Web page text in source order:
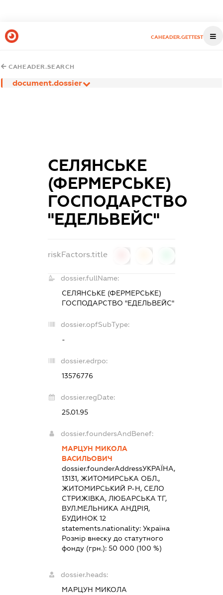
CAHEADER.GETTEST
CAHEADER.SEARCH
document.dossier
СЕЛЯНСЬКЕ
(ФЕРМЕРСЬКЕ)
ГОСПОДАРСТВО
"ЕДЕЛЬВЕЙС"
riskFactors.title
dossier.fullName:
СЕЛЯНСЬКЕ (ФЕРМЕРСЬКЕ)
ГОСПОДАРСТВО "ЕДЕЛЬВЕЙС"
dossier.opfSubType:
-
dossier.edrpo:
13576776
dossier.regDate:
25.01.95
dossier.foundersAndBenef:
МАРЦУН МИКОЛА
ВАСИЛЬОВИЧ
dossier.founderAddressУКРАЇНА,
13131, ЖИТОМИРСЬКА ОБЛ.,
ЖИТОМИРСЬКИЙ Р-Н, СЕЛО
СТРИЖІВКА, ЛЮБАРСЬКА ТГ,
ВУЛ.МЕЛЬНИКА АНДРІЯ,
БУДИНОК 12
statements.nationality:Україна
Розмір внеску до статутного
фонду (грн.):50 000 (100 %)
dossier.heads:
МАРЦУН МИКОЛА